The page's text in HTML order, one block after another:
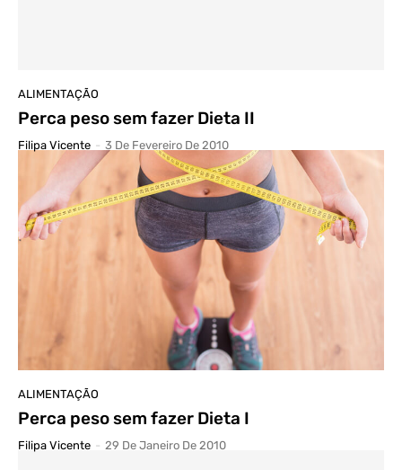
ALIMENTAÇÃO
Perca peso sem fazer Dieta II
Filipa Vicente - 3 De Fevereiro De 2010
ALIMENTAÇÃO
Perca peso sem fazer Dieta I
Filipa Vicente - 29 De Janeiro De 2010